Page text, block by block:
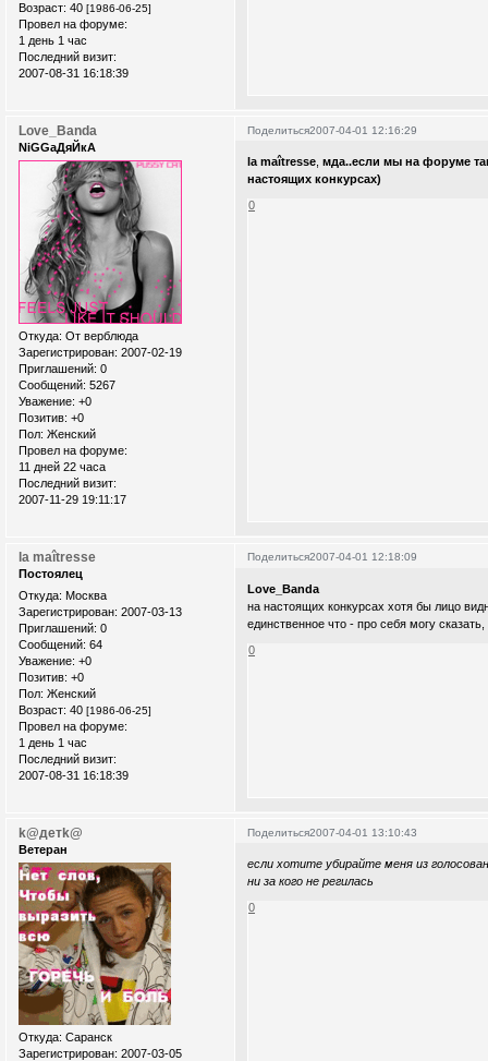
Возраст: 40 [1986-06-25]
Провел на форуме:
1 день 1 час
Последний визит:
2007-08-31 16:18:39
Поделиться2007-04-01 12:16:29
Love_Banda
NiGGaДяЙкА
Откуда: От верблюда
Зарегистрирован: 2007-02-19
Приглашений: 0
Сообщений: 5267
Уважение: +0
Позитив: +0
Пол: Женский
Провел на форуме:
11 дней 22 часа
Последний визит:
2007-11-29 19:11:17
la maîtresse,мда..если мы на форуме
настоящих конкурсах)
0
Поделиться2007-04-01 12:18:09
la maîtresse
Постоялец
Откуда: Москва
Зарегистрирован: 2007-03-13
Приглашений: 0
Сообщений: 64
Уважение: +0
Позитив: +0
Пол: Женский
Возраст: 40 [1986-06-25]
Провел на форуме:
1 день 1 час
Последний визит:
2007-08-31 16:18:39
Love_Banda
на настоящих конкурсах хотя бы лицо
единcтвенное что - про себя могу
0
Поделиться2007-04-01 13:10:43
k@детk@
Ветеран
Откуда: Саранск
Зарегистрирован: 2007-03-05
если хотите убирайте меня из
ни за кого не регилась
0